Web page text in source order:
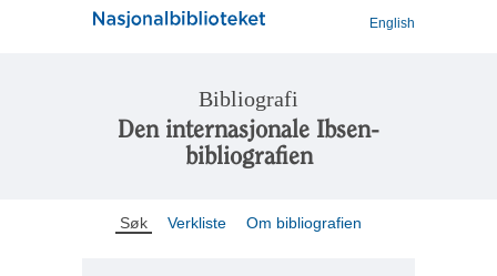
English
Bibliografi
Den internasjonale Ibsen-
bibliografien
Søk Verkliste Om bibliografien